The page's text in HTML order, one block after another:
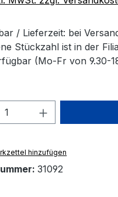
/ Lieferzeit: bei
Stückzahl ist in der
(Mo-Fr von 9.30-
Anzahl: Gib
hinzufügen
31092